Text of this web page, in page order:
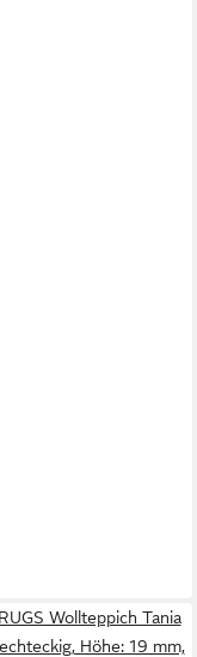
Wollteppich Tania
Höhe: 19 mm,